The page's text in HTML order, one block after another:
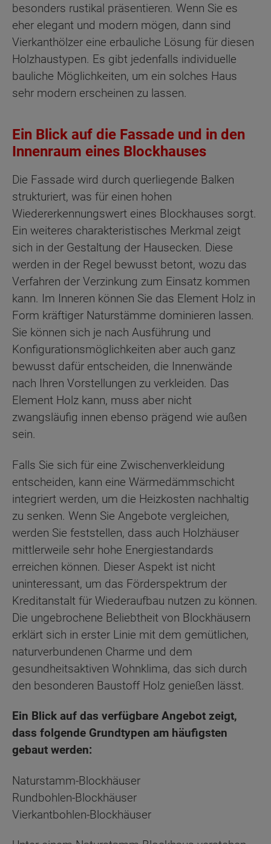
besonders rustikal präsentieren. Wenn Sie es
eher elegant und modern mögen, dann sind
Vierkanthölzer eine erbauliche Lösung für diesen
Holzhaustypen. Es gibt jedenfalls individuelle
bauliche Möglichkeiten, um ein solches Haus
sehr modern erscheinen zu lassen.
Ein Blick auf die Fassade und in den
Innenraum eines Blockhauses
Die Fassade wird durch querliegende Balken
strukturiert, was für einen hohen
Wiedererkennungswert eines Blockhauses sorgt.
Ein weiteres charakteristisches Merkmal zeigt
sich in der Gestaltung der Hausecken. Diese
werden in der Regel bewusst betont, wozu das
Verfahren der Verzinkung zum Einsatz kommen
kann. Im Inneren können Sie das Element Holz in
Form kräftiger Naturstämme dominieren lassen.
Sie können sich je nach Ausführung und
Konfigurationsmöglichkeiten aber auch ganz
bewusst dafür entscheiden, die Innenwände
nach Ihren Vorstellungen zu verkleiden. Das
Element Holz kann, muss aber nicht
zwangsläufig innen ebenso prägend wie außen
sein.
Falls Sie sich für eine Zwischenverkleidung
entscheiden, kann eine Wärmedämmschicht
integriert werden, um die Heizkosten nachhaltig
zu senken. Wenn Sie Angebote vergleichen,
werden Sie feststellen, dass auch Holzhäuser
mittlerweile sehr hohe Energiestandards
erreichen können. Dieser Aspekt ist nicht
uninteressant, um das Förderspektrum der
Kreditanstalt für Wiederaufbau nutzen zu können.
Die ungebrochene Beliebtheit von Blockhäusern
erklärt sich in erster Linie mit dem gemütlichen,
naturverbundenen Charme und dem
gesundheitsaktiven Wohnklima, das sich durch
den besonderen Baustoff Holz genießen lässt.
Ein Blick auf das verfügbare Angebot zeigt,
dass folgende Grundtypen am häufigsten
gebaut werden:
Naturstamm-Blockhäuser
Rundbohlen-Blockhäuser
Vierkantbohlen-Blockhäuser